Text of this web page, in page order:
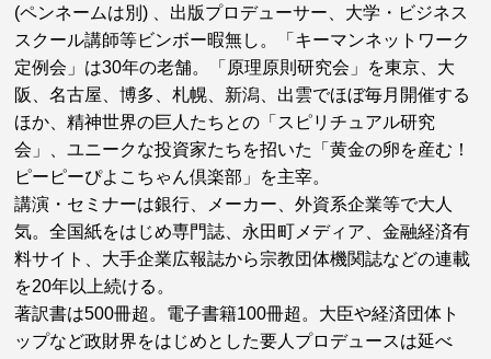
(ペンネームは別) 、出版プロデューサー、大学・ビジネス
スクール講師等ビンボー暇無し。「キーマンネットワーク
定例会」は30年の老舗。「原理原則研究会」を東京、大
阪、名古屋、博多、札幌、新潟、出雲でほぼ毎月開催する
ほか、精神世界の巨人たちとの「スピリチュアル研究
会」、ユニークな投資家たちを招いた「黄金の卵を産む！
ピーピーぴよこちゃん倶楽部」を主宰。
講演・セミナーは銀行、メーカー、外資系企業等で大人
気。全国紙をはじめ専門誌、永田町メディア、金融経済有
料サイト、大手企業広報誌から宗教団体機関誌などの連載
を20年以上続ける。
著訳書は500冊超。電子書籍100冊超。大臣や経済団体ト
ップなど政財界をはじめとした要人プロデュースは延べ